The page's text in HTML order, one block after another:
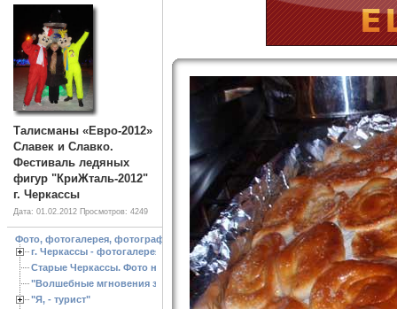
Талисманы «Евро-2012»
Славек и Славко.
Фестиваль ледяных
фигур "КриЖталь-2012"
г. Черкассы
Дата: 01.02.2012 Просмотров: 4249
Фото, фотогалерея, фотографии Черкассы, зоопарк, ландшафтный дизайн.
г. Черкассы - фотогалерея
Старые Черкассы. Фото начало ХХ ст.
"Волшебные мгновения зимы"
"Я, - турист"